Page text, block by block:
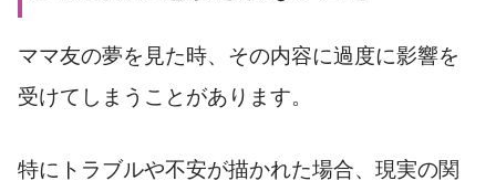
ママ友の夢を見た時、その内容に過度に影響を
受けてしまうことがあります。
特にトラブルや不安が描かれた場合、現実の関